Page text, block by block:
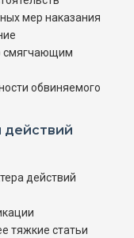
мер наказания
смягчающим
обвиняемого
действий
действий
тяжкие статьи